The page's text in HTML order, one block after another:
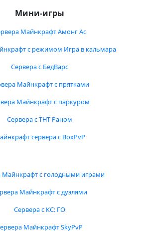
Мини-игры
Майнкрафт Амонг Ас
с режимом Игра в кальмара
Сервера с БедВарс
Майнкрафт с прятками
Майнкрафт с паркуром
Сервера с ТНТ Раном
сервера с BoxPvP
Майнкрафт с голодными играми
Майнкрафт с дуэлями
Сервера с КС: ГО
Майнкрафт SkyPvP